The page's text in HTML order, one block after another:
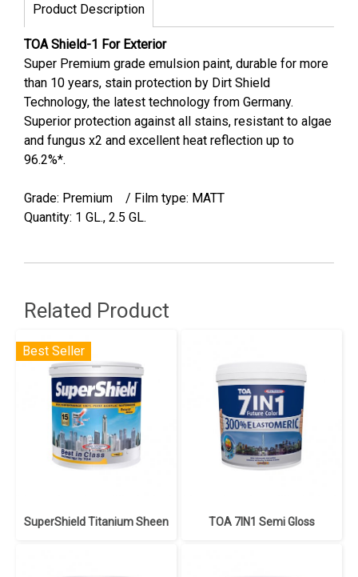
Product Description
TOA Shield-1 For Exterior
Super Premium grade emulsion paint, durable for more
than 10 years, stain protection by Dirt Shield
Technology, the latest technology from Germany.
Superior protection against all stains, resistant to algae
and fungus x2 and excellent heat reflection up to
96.2%*.
Grade: Premium / Film type: MATT
Quantity: 1 GL., 2.5 GL.
Related Product
Best Seller
SuperShield Titanium Sheen TOA 7IN1 Semi Gloss